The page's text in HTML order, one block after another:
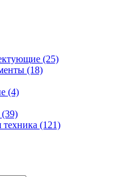
(25)
(18)
(4)
техника (121)